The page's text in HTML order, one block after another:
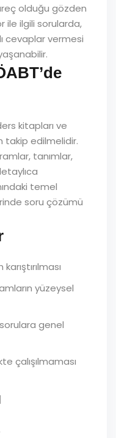
olduğu gözden
ile ilgili sorularda,
cevaplar vermesi
kitapları ve
takip edilmelidir.
tanımlar,
temel
soru çözümü
yüzeysel
genel
çalışılmaması